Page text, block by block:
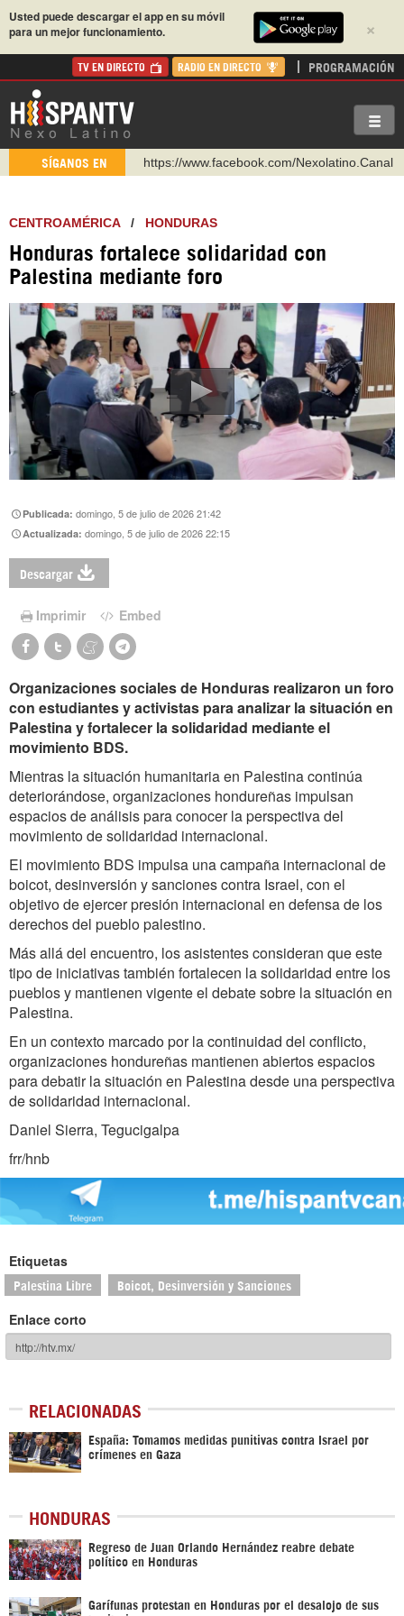
×
Usted puede descargar el app en su móvil
para un mejor funcionamiento.
TV EN DIRECTO RADIO EN DIRECTO PROGRAMACIÓN
SÍGANOS EN
https://www.facebook.com/Nexolatino.Canal
http://twitter.com/nexo_latino
https://t.me/hispantvcanal
https://urmedium.com/c/hispantv
Instagram como: hispan_tv
CENTROAMÉRICA/ HONDURAS
Honduras fortalece solidaridad con
Palestina mediante foro
Publicada:domingo, 5 de julio de 2026 21:42
Actualizada:domingo, 5 de julio de 2026 22:15
Descargar
Imprimir Embed
Organizaciones sociales de Honduras realizaron un foro
con estudiantes y activistas para analizar la situación en
Palestina y fortalecer la solidaridad mediante el
movimiento BDS.
Mientras la situación humanitaria en Palestina continúa
deteriorándose, organizaciones hondureñas impulsan
espacios de análisis para conocer la perspectiva del
movimiento de solidaridad internacional.
El movimiento BDS impulsa una campaña internacional de
boicot, desinversión y sanciones contra Israel, con el
objetivo de ejercer presión internacional en defensa de los
derechos del pueblo palestino.
Más allá del encuentro, los asistentes consideran que este
tipo de iniciativas también fortalecen la solidaridad entre los
pueblos y mantienen vigente el debate sobre la situación en
Palestina.
En un contexto marcado por la continuidad del conflicto,
organizaciones hondureñas mantienen abiertos espacios
para debatir la situación en Palestina desde una perspectiva
de solidaridad internacional.
Daniel Sierra, Tegucigalpa
frr/hnb
Etiquetas
Palestina Libre Boicot, Desinversión y Sanciones
Enlace corto
RELACIONADAS
España: Tomamos medidas punitivas contra Israel por
crímenes en Gaza
HONDURAS
Regreso de Juan Orlando Hernández reabre debate
político en Honduras
Garífunas protestan en Honduras por el desalojo de sus